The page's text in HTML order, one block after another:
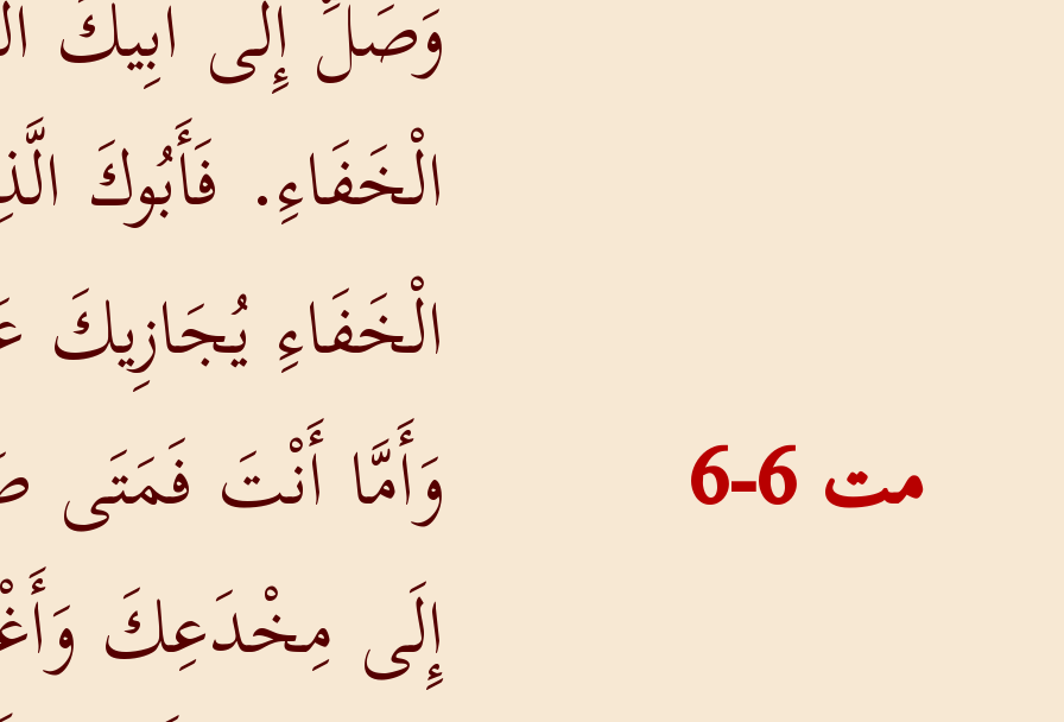
وَصَلِّ إِلَى أَبِيكَ
الْخَفَاءِ. فَأَبُوكَ
الْخَفَاءِ يُجَازِيكَ
مت 6-6
وَأَمَّا أَنْتَ
إِلَى مِخْدَعِكَ